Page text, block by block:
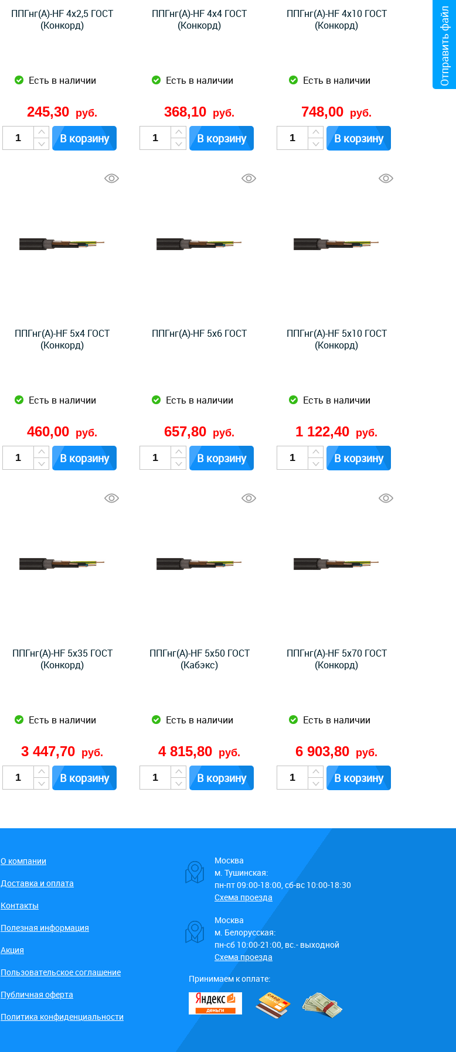
ППГнг(А)-HF 4x2,5 ГОСТ
(Конкорд)
Есть в наличии
245,30 руб.
В корзину
ППГнг(А)-HF 4x4 ГОСТ
(Конкорд)
Есть в наличии
368,10 руб.
В корзину
ППГнг(А)-HF 4x10 ГОСТ
(Конкорд)
Есть в наличии
748,00 руб.
В корзину
ППГнг(А)-HF 5x4 ГОСТ
(Конкорд)
Есть в наличии
460,00 руб.
В корзину
ППГнг(А)-HF 5x6 ГОСТ
Есть в наличии
657,80 руб.
В корзину
ППГнг(А)-HF 5x10 ГОСТ
(Конкорд)
Есть в наличии
1 122,40 руб.
В корзину
ППГнг(А)-HF 5x35 ГОСТ
(Конкорд)
Есть в наличии
3 447,70 руб.
В корзину
ППГнг(А)-HF 5x50 ГОСТ
(Кабэкс)
Есть в наличии
4 815,80 руб.
В корзину
ППГнг(А)-HF 5x70 ГОСТ
(Конкорд)
Есть в наличии
6 903,80 руб.
В корзину
О компании
Доставка и оплата
Контакты
Полезная информация
Акция
Пользовательское соглашение
Публичная оферта
Политика конфиденциальности
Москва
м. Тушинская:
пн-пт 09:00-18:00, сб-вс 10:00-18:30
Схема проезда
Москва
м. Белорусская:
пн-сб 10:00-21:00, вс.- выходной
Схема проезда
Принимаем к оплате:
Отправить файл